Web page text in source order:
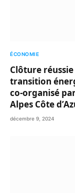
ÉCONOMIE
Clôture
transition
co-organisé
Alpes Côte
décembre 9, 2024